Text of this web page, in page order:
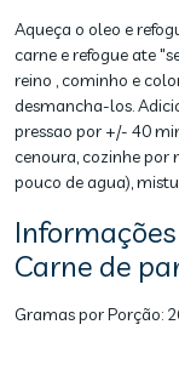
Aqueça o oleo e
carne e refogue ate
reino , cominho e
desmancha-los.
pressao por +/- 40
cenoura, cozinhe por
pouco de agua),
Carne de
Gramas por Porção: